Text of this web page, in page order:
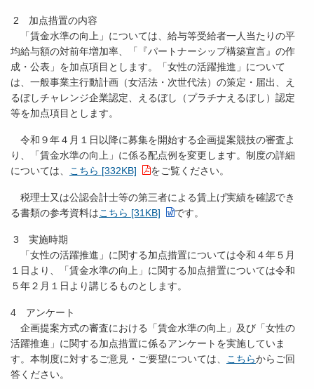
2 加点措置の内容
「賃金水準の向上」については、給与等受給者一人当たりの平
均給与額の対前年増加率、「『パートナーシップ構築宣言』の作
成・公表」を加点項目とします。「女性の活躍推進」について
は、一般事業主行動計画（女活法・次世代法）の策定・届出、え
るぼしチャレンジ企業認定、えるぼし（プラチナえるぼし）認定
等を加点項目とします。
令和９年４月１日以降に募集を開始する企画提案競技の審査よ
り、「賃金水準の向上」に係る配点例を変更します。制度の詳細
については、
こちら [332KB] をご覧ください。
税理士又は公認会計士等の第三者による賃上げ実績を確認でき
る書類の参考資料はこちら [31KB] です。
3 実施時期
「女性の活躍推進」に関する加点措置については令和４年５月
１日より、「賃金水準の向上」に関する加点措置については令和
５年２月１日より講じるものとします。
4 アンケート
企画提案方式の審査における「賃金水準の向上」及び「女性の
活躍推進」に関する加点措置に係るアンケートを実施していま
す。本制度に対するご意見・ご要望については、
こちらからご回
答ください。